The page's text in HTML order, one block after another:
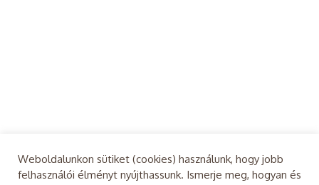
Weboldalunkon sütiket (cookies) használunk, hogy jobb
felhasználói élményt nyújthassunk. Ismerje meg, hogyan és